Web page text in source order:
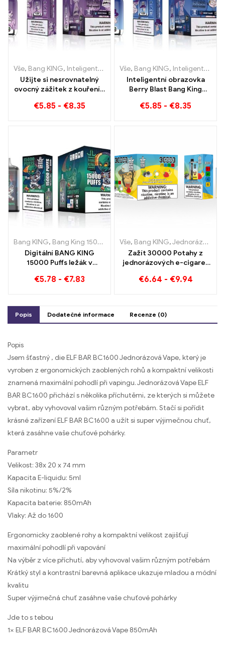
Vše, Bang KING, Inteligentní obrazovka Bang King 15000 Puff ,
Užijte si nesrovnatelný
ovocný zážitek z kouření s
Smart Screen 15000 Puff
€5.85 - €8.35
Vše, Bang KING, Inteligentní obrazovka Bang King 15000 Puff
Inteligentní obrazovka
Berry Blast Bang King
jednorázovou e-cigaretu
€5.85 - €8.35
Bang KING, Bang King 15000 Obláčky ,Jednorázová e-cigareta s
Digitální BANG KING
15000 Puffs ležák v
Bezoškolské potěšení
€5.78 - €7.83
Vše, Bang KING,Jednorázové e-cigarety Litva
Zažít 30000 Potahy z
jednorázových e-cigaret
Ice meets Strawberry
€6.64 - €9.94
Popis Dodatečné informace Recenze (0)
Popis
Jsem šťastný , die ELF BAR BC1600 Jednorázová Vape, který je
vyroben z ergonomických zaoblených rohů a kompaktní velikosti
znamená maximální pohodlí při vapingu. Jednorázová Vape ELF
BAR BC1600 přichází s několika příchutěmi, ze kterých si můžete
vybrat, aby vyhovoval vašim různým potřebám. Stačí si pořídit
krásné zařízení ELF BAR BC1600 a užít si super výjimečnou chuť,
která zasáhne vaše chuťové pohárky.
Parametr
Velikost: 38x 20 x 74 mm
Kapacita E-liquidu: 5ml
Síla nikotinu: 5%/2%
Kapacita baterie: 850mAh
Vlaky: Až do 1600
Ergonomicky zaoblené rohy a kompaktní velikost zajišťují
maximální pohodlí při vapování
Na výběr z více příchutí, aby vyhovoval vašim různým potřebám
Krátký styl a kontrastní barevná aplikace ukazuje mladou a módní
kvalitu
Super výjimečná chuť zasáhne vaše chuťové pohárky
Jde to s tebou
1× ELF BAR BC1600 Jednorázová Vape 850mAh